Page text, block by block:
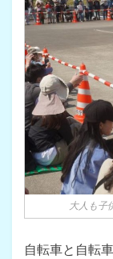
大人も子
自転車と自転